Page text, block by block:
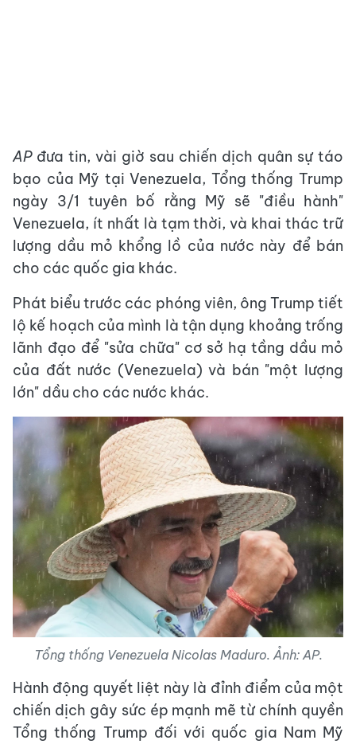
APđưa tin, vài giờ sau chiến dịch quân sự táo
bạo của Mỹ tại Venezuela, Tổng thống Trump
ngày 3/1 tuyên bố rằng Mỹ sẽ "điều hành"
Venezuela, ít nhất là tạm thời, và khai thác trữ
lượng dầu mỏ khổng lồ của nước này để bán
cho các quốc gia khác.
Phát biểu trước các phóng viên, ông Trump tiết
lộ kế hoạch của mình là tận dụng khoảng trống
lãnh đạo để "sửa chữa" cơ sở hạ tầng dầu mỏ
của đất nước (Venezuela) và bán "một lượng
lớn" dầu cho các nước khác.
Tổng thống Venezuela Nicolas Maduro. Ảnh: AP.
Hành động quyết liệt này là đỉnh điểm của một
chiến dịch gây sức ép mạnh mẽ từ chính quyền
Tổng thống Trump đối với quốc gia Nam Mỹ